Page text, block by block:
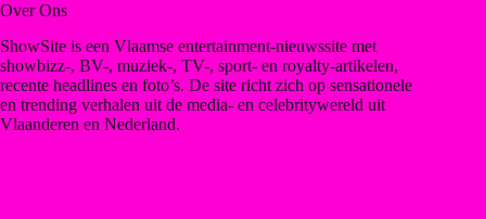
Over Ons
ShowSite is een Vlaamse entertainment-nieuwssite met
showbizz-, BV-, muziek-, TV-, sport- en royalty-artikelen,
recente headlines en foto’s. De site richt zich op sensationele
en trending verhalen uit de media- en celebritywereld uit
Vlaanderen en Nederland.